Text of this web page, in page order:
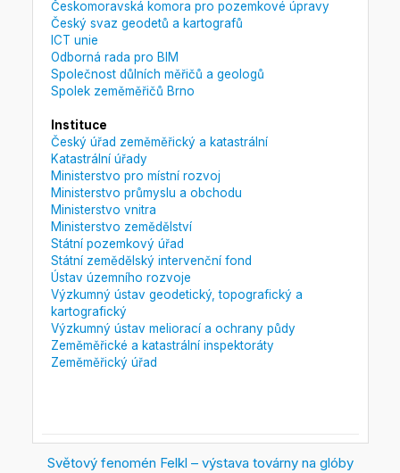
Českomoravská komora pro pozemkové úpravy
Český svaz geodetů a kartografů
ICT unie
Odborná rada pro BIM
Společnost důlních měřičů a geologů
Spolek zeměměřičů Brno
Instituce
Český úřad zeměměřický a katastrální
Katastrální úřady
Ministerstvo pro místní rozvoj
Ministerstvo průmyslu a obchodu
Ministerstvo vnitra
Ministerstvo zemědělství
Státní pozemkový úřad
Státní zemědělský intervenční fond
Ústav územního rozvoje
Výzkumný ústav geodetický, topografický a
kartografický
Výzkumný ústav meliorací a ochrany půdy
Zeměměřické a katastrální inspektoráty
Zeměměřický úřad
Světový fenomén Felkl – výstava továrny na glóby